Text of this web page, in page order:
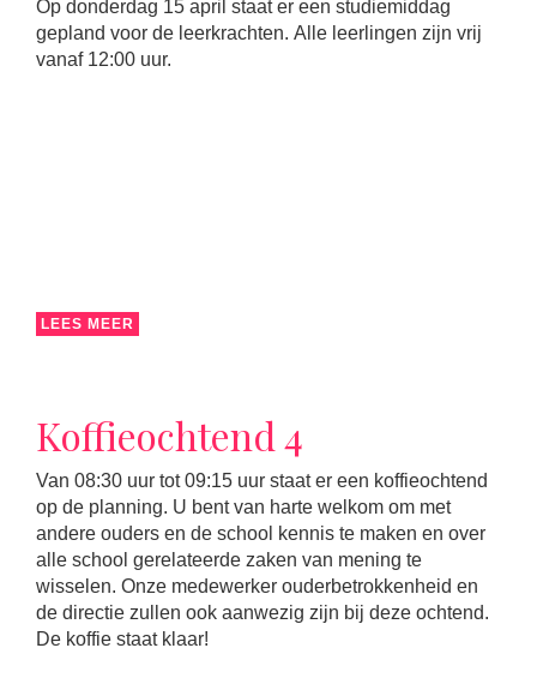
Op donderdag 15 april staat er een studiemiddag
gepland voor de leerkrachten. Alle leerlingen zijn vrij
vanaf 12:00 uur.
LEES MEER
Koffieochtend 4
Van 08:30 uur tot 09:15 uur staat er een koffieochtend
op de planning. U bent van harte welkom om met
andere ouders en de school kennis te maken en over
alle school gerelateerde zaken van mening te
wisselen. Onze medewerker ouderbetrokkenheid en
de directie zullen ook aanwezig zijn bij deze ochtend.
De koffie staat klaar!